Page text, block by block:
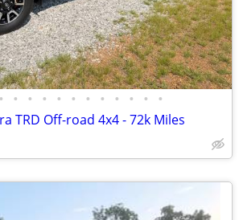
• • • • • • • • • • • •
TRD Off-road 4x4 - 72k Miles